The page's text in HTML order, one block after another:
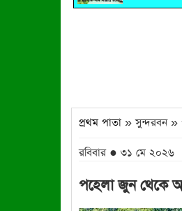
প্রথম পাতা » সুন্দরবন »
রবিবার ● ৩১ মে ২০২৬
পহেলা জুন থেকে